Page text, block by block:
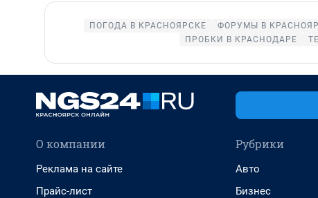
ПОГОДА В КРАСНОЯРСКЕ ФОРУМЫ В
ПРОБКИ В КРАСНОДАРЕ
О компании
Реклама на сайте
Прайс-лист
Рубрики
Авто
Бизнес